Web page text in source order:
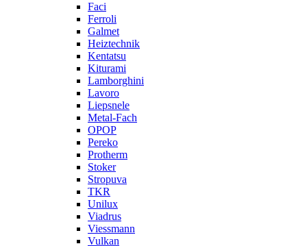
Faci
Ferroli
Galmet
Heiztechnik
Kentatsu
Kiturami
Lamborghini
Lavoro
Liepsnele
Metal-Fach
OPOP
Pereko
Protherm
Stoker
Stropuva
TKR
Unilux
Viadrus
Viessmann
Vulkan